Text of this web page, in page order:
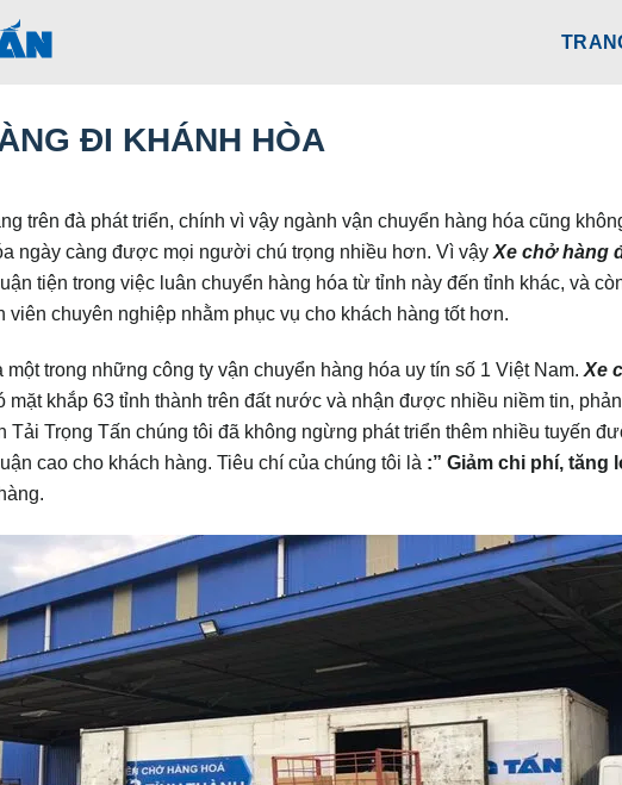
ĐI KHÁNH HÒA
trên đà phát triển, chính vì vậy ngành vận chuyển hàng hóa cũng
ngày càng được mọi người chú trọng nhiều hơn. Vì vậy Xe chở hàng
tiện trong việc luân chuyển hàng hóa từ tỉnh này đến tỉnh khác, và
viên chuyên nghiệp nhằm phục vụ cho khách hàng tốt hơn.
một trong những công ty vận chuyển hàng hóa uy tín số 1 Việt Nam. Xe
mặt khắp 63 tỉnh thành trên đất nước và nhận được nhiều niềm tin,
Tải Trọng Tấn chúng tôi đã không ngừng phát triển thêm nhiều tuyến
cao cho khách hàng. Tiêu chí của chúng tôi là :” Giảm chi phí, tăng